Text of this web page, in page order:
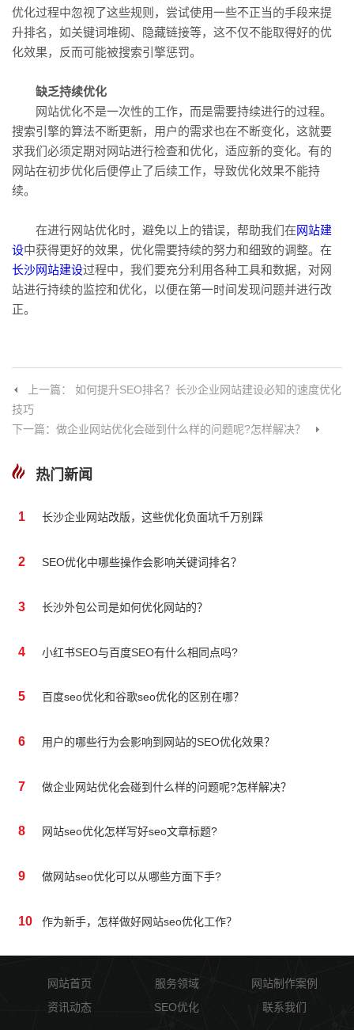
优化过程中忽视了这些规则，尝试使用一些不正当的手段来提
升排名，如关键词堆砌、隐藏链接等，这不仅不能取得好的优
化效果，反而可能被搜索引擎惩罚。
缺乏持续优化
网站优化不是一次性的工作，而是需要持续进行的过程。
搜索引擎的算法不断更新，用户的需求也在不断变化，这就要
求我们必须定期对网站进行检查和优化，适应新的变化。有的
网站在初步优化后便停止了后续工作，导致优化效果不能持
续。
在进行网站优化时，避免以上的错误，帮助我们在网站建
设中获得更好的效果，优化需要持续的努力和细致的调整。在
长沙网站建设过程中，我们要充分利用各种工具和数据，对网
站进行持续的监控和优化，以便在第一时间发现问题并进行改
正。
上一篇： 如何提升SEO排名？长沙企业网站建设必知的速度优化
技巧
下一篇：做企业网站优化会碰到什么样的问题呢?怎样解决？
热门新闻
1 长沙企业网站改版，这些优化负面坑千万别踩
2 SEO优化中哪些操作会影响关键词排名？
3 长沙外包公司是如何优化网站的？
4 小红书SEO与百度SEO有什么相同点吗?
5 百度seo优化和谷歌seo优化的区别在哪？
6 用户的哪些行为会影响到网站的SEO优化效果？
7 做企业网站优化会碰到什么样的问题呢?怎样解决？
8 网站seo优化怎样写好seo文章标题?
9 做网站seo优化可以从哪些方面下手?
10 作为新手，怎样做好网站seo优化工作？
网站首页 服务领域
网站制作案例
资讯动态
SEO优化 联系我们